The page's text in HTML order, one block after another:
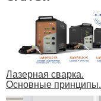
Лазерная сварка.
Основные принципы.